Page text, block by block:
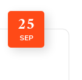
25
SEP